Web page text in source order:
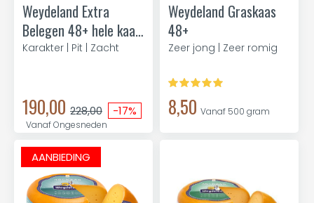
Weydeland Extra
Belegen 48+ hele kaas
11kg
Karakter | Pit | Zacht
190,00 228,00 -17%
Vanaf Ongesneden
Weydeland Graskaas
48+
Zeer jong | Zeer romig
8,50 Vanaf 500 gram
AANBIEDING